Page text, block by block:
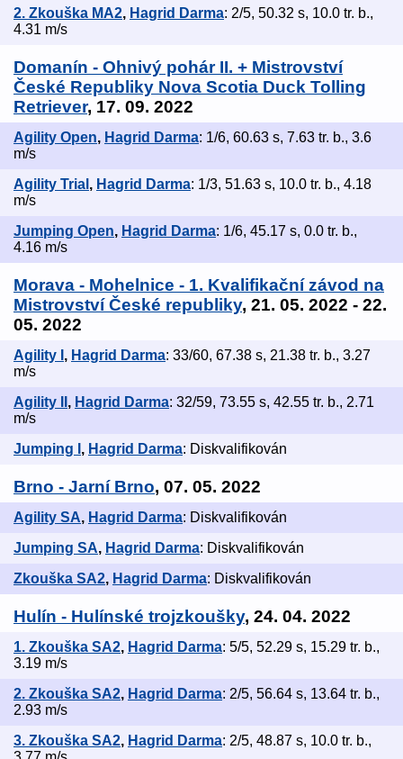
2. Zkouška MA2, Hagrid Darma: 2/5, 50.32 s, 10.0 tr. b.,
4.31 m/s
Domanín - Ohnivý pohár II. + Mistrovství
České Republiky Nova Scotia Duck Tolling
Retriever, 17. 09. 2022
Agility Open, Hagrid Darma: 1/6, 60.63 s, 7.63 tr. b., 3.6
m/s
Agility Trial , Hagrid Darma: 1/3, 51.63 s, 10.0 tr. b., 4.18
m/s
Jumping Open, Hagrid Darma: 1/6, 45.17 s, 0.0 tr. b.,
4.16 m/s
Morava - Mohelnice - 1. Kvalifikační závod na
Mistrovství České republiky, 21. 05. 2022 - 22.
05. 2022
Agility I , Hagrid Darma: 33/60, 67.38 s, 21.38 tr. b., 3.27
m/s
Agility II , Hagrid Darma: 32/59, 73.55 s, 42.55 tr. b., 2.71
m/s
Jumping I , Hagrid Darma: Diskvalifikován
Brno - Jarní Brno, 07. 05. 2022
Agility SA, Hagrid Darma: Diskvalifikován
Jumping SA, Hagrid Darma: Diskvalifikován
Zkouška SA2, Hagrid Darma: Diskvalifikován
Hulín - Hulínské trojzkoušky, 24. 04. 2022
1. Zkouška SA2, Hagrid Darma: 5/5, 52.29 s, 15.29 tr. b.,
3.19 m/s
2. Zkouška SA2, Hagrid Darma: 2/5, 56.64 s, 13.64 tr. b.,
2.93 m/s
3. Zkouška SA2, Hagrid Darma: 2/5, 48.87 s, 10.0 tr. b.,